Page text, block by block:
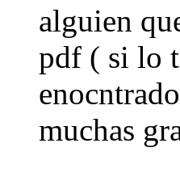
alguien
pdf ( si lo
enocntrado
muchas